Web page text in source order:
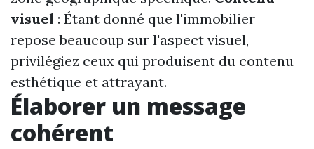
visuel : Étant donné que l'immobilier
repose beaucoup sur l'aspect visuel,
privilégiez ceux qui produisent du contenu
esthétique et attrayant.
Élaborer un message
cohérent